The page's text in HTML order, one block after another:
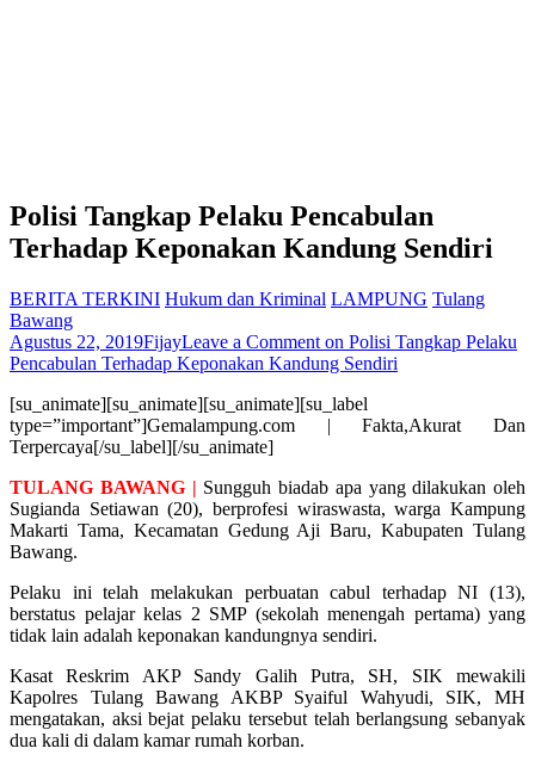
Polisi Tangkap Pelaku Pencabulan
Terhadap Keponakan Kandung Sendiri
BERITA TERKINI Hukum dan Kriminal LAMPUNG Tulang
Bawang
Agustus 22, 2019FijayLeave a Comment on Polisi Tangkap Pelaku
Pencabulan Terhadap Keponakan Kandung Sendiri
[su_animate][su_animate][su_animate][su_label
type=”important”]Gemalampung.com | Fakta,Akurat Dan
Terpercaya[/su_label][/su_animate]
TULANG BAWANG | Sungguh biadab apa yang dilakukan oleh
Sugianda Setiawan (20), berprofesi wiraswasta, warga Kampung
Makarti Tama, Kecamatan Gedung Aji Baru, Kabupaten Tulang
Bawang.
Pelaku ini telah melakukan perbuatan cabul terhadap NI (13),
berstatus pelajar kelas 2 SMP (sekolah menengah pertama) yang
tidak lain adalah keponakan kandungnya sendiri.
Kasat Reskrim AKP Sandy Galih Putra, SH, SIK mewakili
Kapolres Tulang Bawang AKBP Syaiful Wahyudi, SIK, MH
mengatakan, aksi bejat pelaku tersebut telah berlangsung sebanyak
dua kali di dalam kamar rumah korban.